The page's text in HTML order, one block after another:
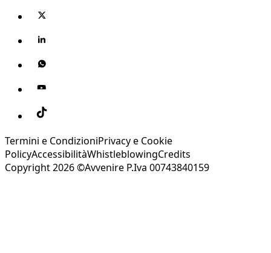
Termini e CondizioniPrivacy e Cookie
PolicyAccessibilitàWhistleblowingCredits
Copyright 2026 ©Avvenire P.Iva 00743840159